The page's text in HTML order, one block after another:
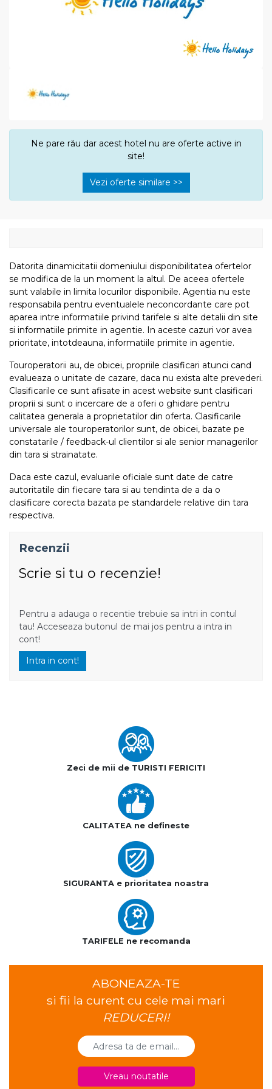
Ne pare rău dar acest hotel nu are oferte active in
site!
Vezi oferte similare >>
Datorita dinamicitatii domeniului disponibilitatea ofertelor
se modifica de la un moment la altul. De aceea ofertele
sunt valabile in limita locurilor disponibile. Agentia nu este
responsabila pentru eventualele neconcordante care pot
aparea intre informatiile privind tarifele si alte detalii din site
si informatiile primite in agentie. In aceste cazuri vor avea
prioritate, intotdeauna, informatiile primite in agentie.
Touroperatorii au, de obicei, propriile clasificari atunci cand
evalueaza o unitate de cazare, daca nu exista alte prevederi.
Clasificarile ce sunt afisate in acest website sunt clasificari
proprii si sunt o incercare de a oferi o ghidare pentru
calitatea generala a proprietatilor din oferta. Clasificarile
universale ale touroperatorilor sunt, de obicei, bazate pe
constatarile / feedback-ul clientilor si ale senior managerilor
din tara si strainatate.
Daca este cazul, evaluarile oficiale sunt date de catre
autoritatile din fiecare tara si au tendinta de a da o
clasificare corecta bazata pe standardele relative din tara
respectiva.
Recenzii
Scrie si tu o recenzie!
Pentru a adauga o recentie trebuie sa intri in contul
tau! Acceseaza butonul de mai jos pentru a intra in
cont!
Intra in cont!
Zeci de mii de TURISTI FERICITI
CALITATEA ne defineste
SIGURANTA e prioritatea noastra
TARIFELE ne recomanda
ABONEAZA-TE
si fii la curent cu cele mai mari
REDUCERI!
Vreau noutatile